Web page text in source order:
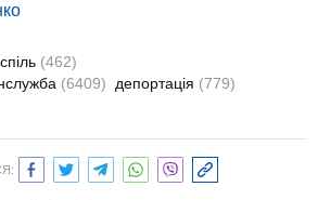
(462)
(6409) депортація (779)